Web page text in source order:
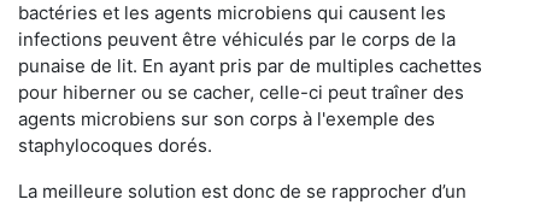
bactéries et les agents microbiens qui causent les
infections peuvent être véhiculés par le corps de la
punaise de lit. En ayant pris par de multiples cachettes
pour hiberner ou se cacher, celle-ci peut traîner des
agents microbiens sur son corps à l'exemple des
staphylocoques dorés.
La meilleure solution est donc de se rapprocher d’un